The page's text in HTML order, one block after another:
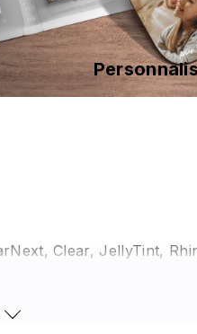
Clear, JellyTint,